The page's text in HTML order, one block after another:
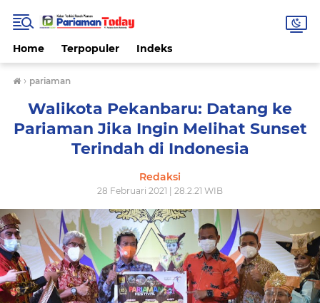
Home Terpopuler Indeks
› pariaman
Walikota Pekanbaru: Datang ke
Pariaman Jika Ingin Melihat Sunset
Terindah di Indonesia
Redaksi
28 Februari 2021 | 28.2.21 WIB